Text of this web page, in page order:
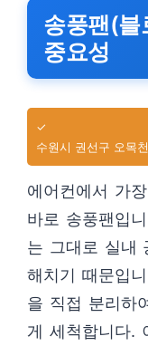
송풍팬(블
중요성
✓
수원시 권선구 오목
에어컨에서 가
바로 송풍팬입
는 그대로 실내
해치기 때문입
을 직접 분리하
게 세척합니다.